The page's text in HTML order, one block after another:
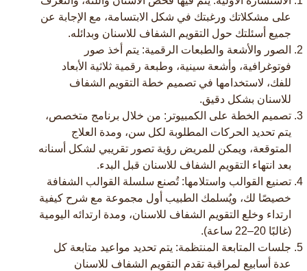
على مشكلاتك ورغبتك في شكل الابتسامة، مع الإجابة عن
جميع أسئلتك حول التقويم الشفاف للاسنان وبدائله.​
الصور والأشعة والطبعات الرقمية: يتم أخذ صور
فوتوغرافية، وأشعة سينية، وطبعة رقمية ثلاثية الأبعاد
للفك، لاستخدامها في تصميم خطة التقويم الشفاف
للاسنان بشكل دقيق.​
تصميم الخطة على الكمبيوتر: من خلال برنامج متخصص،
يتم تحديد الحركات المطلوبة لكل سن، ومدة العلاج
المتوقعة، ويمكن للمريض رؤية تصور تقريبي لشكل أسنانه
بعد انتهاء التقويم الشفاف للاسنان قبل البدء.​
تصنيع القوالب واستلامها: تُصنع سلسلة القوالب الشفافة
خصيصًا لك، ويُسلمك الطبيب أول مجموعة مع شرح كيفية
ارتداء وخلع التقويم الشفاف للاسنان، ومدة ارتدائه اليومية
(غالبًا 20–22 ساعة).​
جلسات المتابعة المنتظمة: يتم تحديد مواعيد متابعة كل
عدة أسابيع لمراقبة تقدم التقويم الشفاف للاسنان